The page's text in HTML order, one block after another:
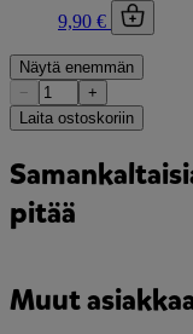
9,90 €
Näytä enemmän
−
+
Laita ostoskoriin
pitää
Muut